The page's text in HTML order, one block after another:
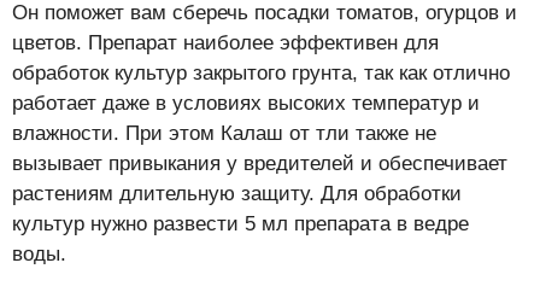
Он поможет вам сберечь посадки томатов, огурцов и
цветов. Препарат наиболее эффективен для
обработок культур закрытого грунта, так как отлично
работает даже в условиях высоких температур и
влажности. При этом Калаш от тли также не
вызывает привыкания у вредителей и обеспечивает
растениям длительную защиту. Для обработки
культур нужно развести 5 мл препарата в ведре
воды.